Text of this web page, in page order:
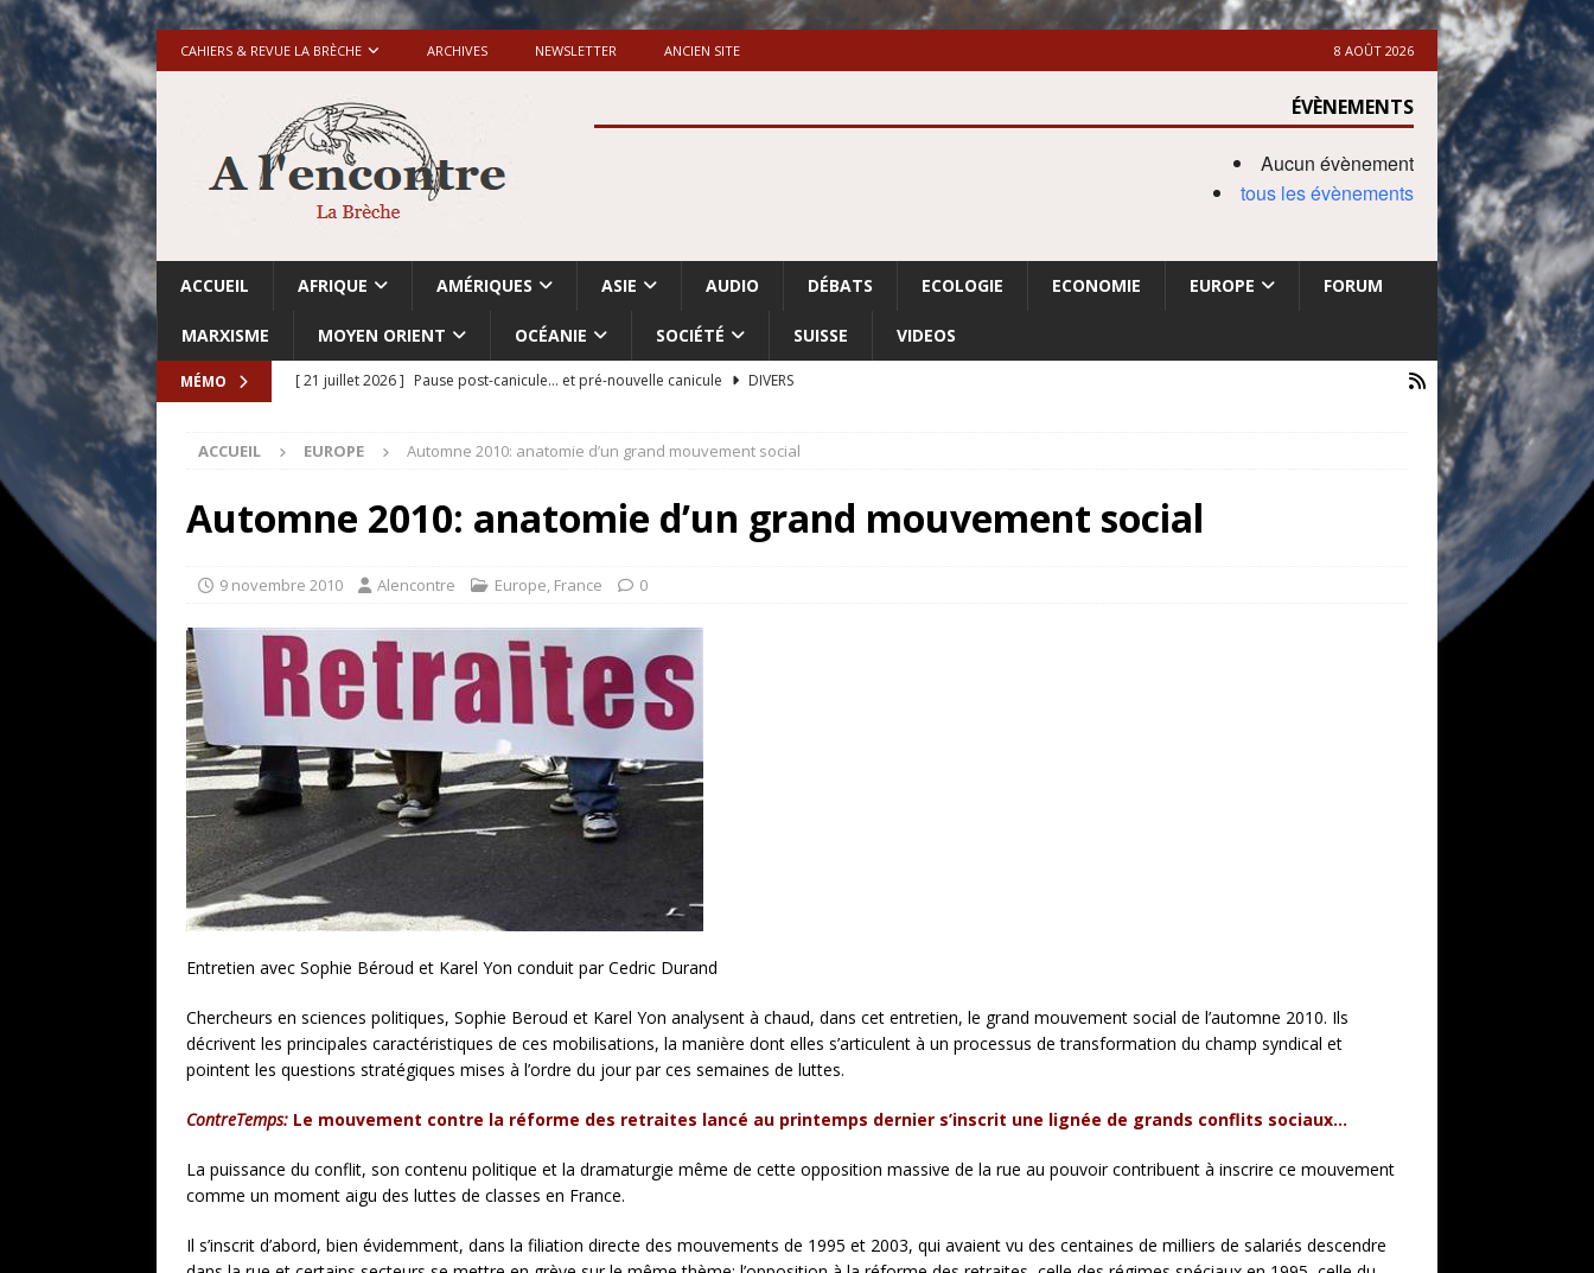
CAHIERS & REVUE LA BRÈCHE ARCHIVES NEWSLETTER ANCIEN SITE 8 AOÛT 2026
ÉVÈNEMENTS
Aucun évènement
tous les évènements
ACCUEIL AFRIQUE AMÉRIQUES ASIE AUDIO DÉBATS ECOLOGIE ECONOMIE EUROPE FORUM
MARXISME MOYEN ORIENT OCÉANIE SOCIÉTÉ SUISSE VIDEOS
MÉMO [ 21 juillet 2026 ] Pause post-canicule… et pré-nouvelle canicule
DIVERS
[ 18 juillet 2026 ] Israël-Palestine. «Accentuation du nettoyage ethnique en Cisjordanie et à Gaza
avant les élections du 27 octobre»
«Le discours de Trump sur la “fraude électorale” était une blague de mauvais
goût… et une menace»
ETATS-UNIS
[ 14 juin 2020 ] Brésil. Les vies noires comptent: l’urgence de la démilitarisation de la Police militaire
* LA UNE
ACCUEIL EUROPE Automne 2010: anatomie d’un grand mouvement social
Automne 2010: anatomie d’un grand mouvement social
9 novembre 2010 Alencontre Europe, France 0
Entretien avec Sophie Béroud et Karel Yon conduit par Cedric Durand
Chercheurs en sciences politiques, Sophie Beroud et Karel Yon analysent à chaud, dans cet entretien, le grand mouvement social de l’automne 2010. Ils
décrivent les principales caractéristiques de ces mobilisations, la manière dont elles s’articulent à un processus de transformation du champ syndical et
pointent les questions stratégiques mises à l’ordre du jour par ces semaines de luttes.
ContreTemps: Le mouvement contre la réforme des retraites lancé au printemps dernier s’inscrit une lignée de grands conflits sociaux…
La puissance du conflit, son contenu politique et la dramaturgie même de cette opposition massive de la rue au pouvoir contribuent à inscrire ce mouvement
comme un moment aigu des luttes de classes en France.
Il s’inscrit d’abord, bien évidemment, dans la filiation directe des mouvements de 1995 et 2003, qui avaient vu des centaines de milliers de salariés descendre